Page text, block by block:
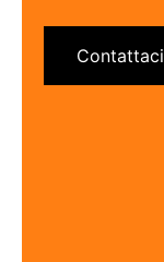
Contattaci